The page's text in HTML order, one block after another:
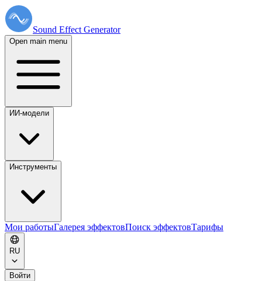
Sound Effect Generator
Open main menu
ИИ-модели
Инструменты
Мои работыГалерея эффектовПоиск эффектовТарифы
RU
Войти